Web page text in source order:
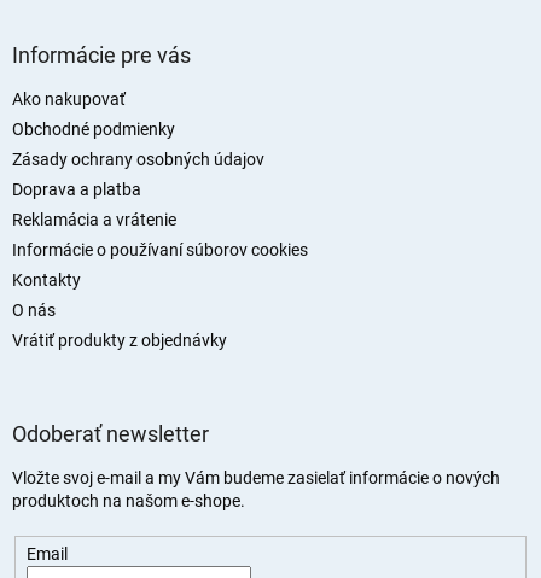
Informácie pre vás
Ako nakupovať
Obchodné podmienky
Zásady ochrany osobných údajov
Doprava a platba
Reklamácia a vrátenie
Informácie o používaní súborov cookies
Kontakty
O nás
Vrátiť produkty z objednávky
Odoberať newsletter
Vložte svoj e-mail a my Vám budeme zasielať informácie o nových
produktoch na našom e-shope.
Email